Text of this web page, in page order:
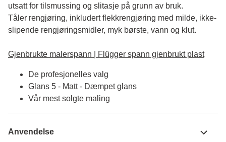
utsatt for tilsmussing og slitasje på grunn av bruk.
Tåler rengjøring, inkludert flekkrengjøring med milde, ikke-
slipende rengjøringsmidler, myk børste, vann og klut.
Gjenbrukte malerspann | Flügger spann gjenbrukt plast
De profesjonelles valg
Glans 5 - Matt - Dæmpet glans
Vår mest solgte maling
Anvendelse